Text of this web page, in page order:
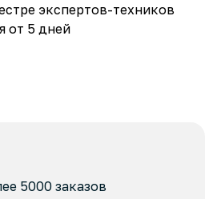
экспертов-техников
от 5 дней
5000 заказов